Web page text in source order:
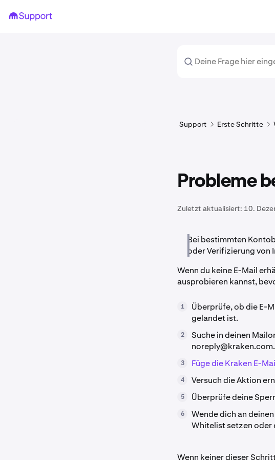
Support Erste Schritte
Probleme
Zuletzt aktualisiert: 10.
Bei bestimmten
oder Verifizierung
Wenn du keine E-Mail
ausprobieren kannst,
1
Überprüfe, ob die E-
gelandet ist.
2
Suche in deinen
noreply@kraken.com.
3 Füge die Kraken E-
4 Versuch die Aktion
5 Überprüfe deine
6
Wende dich an
Whitelist setzen oder
Wenn keiner dieser